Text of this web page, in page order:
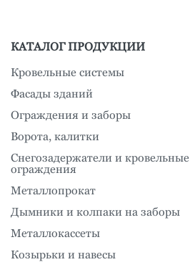
КАТАЛОГ ПРОДУКЦИИ
Кровельные системы
Фасады зданий
Ограждения и заборы
Ворота, калитки
Снегозадержатели и кровельные
ограждения
Металлопрокат
Дымники и колпаки на заборы
Металлокассеты
Козырьки и навесы